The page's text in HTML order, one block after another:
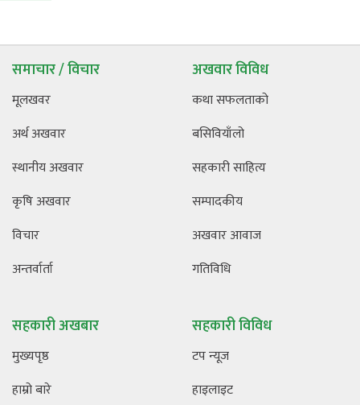
समाचार / विचार
मूलखवर
अर्थ अखवार
स्थानीय अखवार
कृषि अखवार
विचार
अन्तर्वार्ता
अखवार विविध
कथा सफलताको
बसिवियाँलो
सहकारी साहित्य
सम्पादकीय
अखवार आवाज
गतिविधि
सहकारी अखबार
मुख्यपृष्ठ
हाम्रो बारे
सहकारी विविध
टप न्यूज
हाइलाइट